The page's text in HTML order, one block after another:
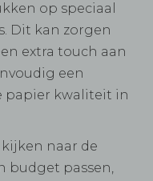
op speciaal
Dit kan zorgen
extra touch aan
een
papier kwaliteit in
naar de
budget passen,